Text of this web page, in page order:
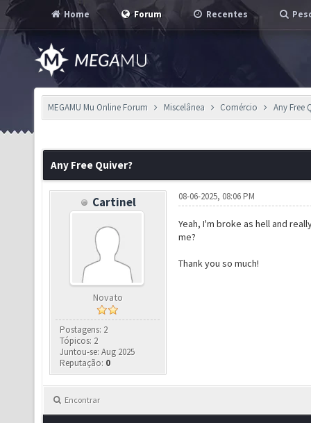
Home Forum Recentes
MEGAMU Mu Online Forum Miscelânea Comércio Any Free
Any Free Quiver?
Cartinel
Novato
Postagens: 2
Tópicos: 2
Juntou-se: Aug 2025
Reputação: 0
08-06-2025, 08:06 PM
Yeah, I'm broke as hell and
me?
Thank you so much!
Encontrar